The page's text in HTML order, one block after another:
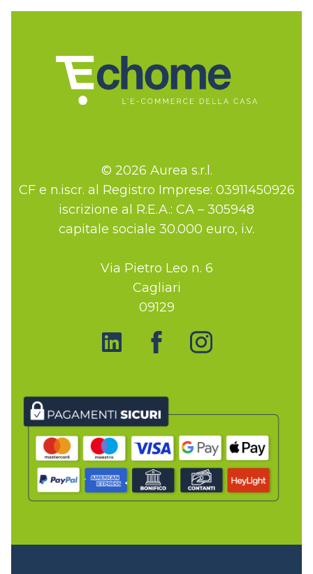
© 2026 Aurea s.r.l.
CF e n.iscr. al Registro Imprese: 03911450926
iscrizione al R.E.A.: CA – 305948
capitale sociale 30.000 euro, i.v.
Via Pietro Leo n. 6
Cagliari
09129